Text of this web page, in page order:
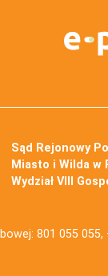
Sąd Rejonowy
Miasto i Wilda w
Wydział VIII
801 055 055,